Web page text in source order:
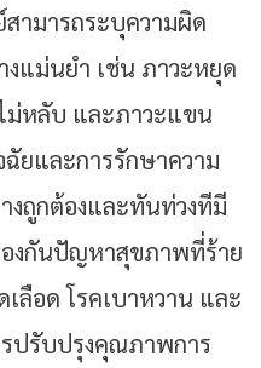
ามารถระบุความผิด
แม่นยำ เช่น ภาวะหยุด
หลับ และภาวะแขน
ยและการรักษาความ
ถูกต้องและทันท่วงทีมี
งกันปัญหาสุขภาพที่ร้าย
ลือด โรคเบาหวาน และ
ปรับปรุงคุณภาพการ